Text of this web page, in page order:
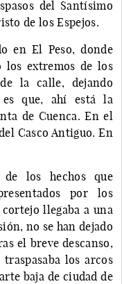
del Santísimo
de los Espejos.
en El Peso, donde
los extremos de los
la calle, dejando
es que, ahí está la
de Cuenca. En el
Casco Antiguo. En
los hechos que
por los
llegaba a una
no se han dejado
el breve descanso,
los arcos
baja de ciudad de